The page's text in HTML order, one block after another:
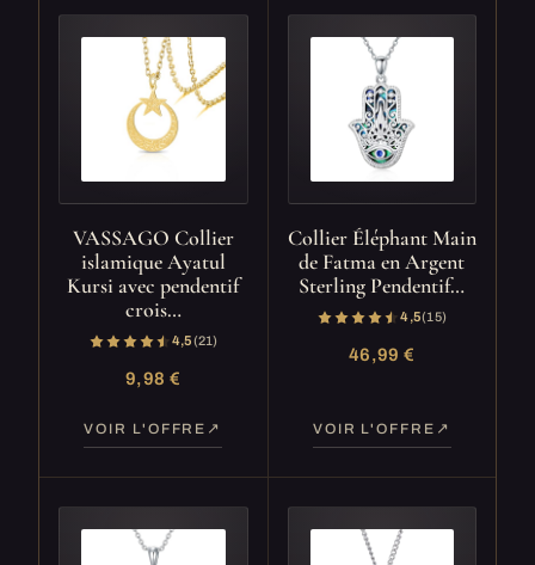
VASSAGO Collier
islamique Ayatul
Kursi avec pendentif
crois…
4,5(21)
9,98 €
VOIR L'OFFRE
Collier Éléphant Main
de Fatma en Argent
Sterling Pendentif…
4,5(15)
46,99 €
VOIR L'OFFRE